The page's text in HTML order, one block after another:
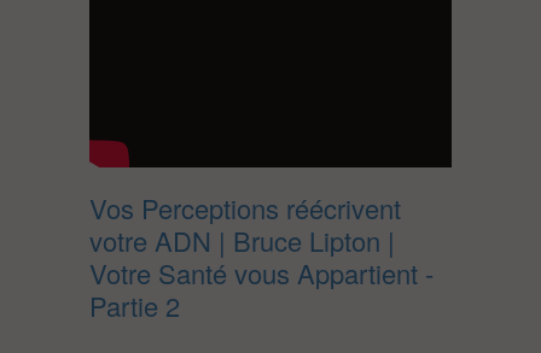
Vos Perceptions réécrivent
votre ADN | Bruce Lipton |
Votre Santé vous Appartient -
Partie 2